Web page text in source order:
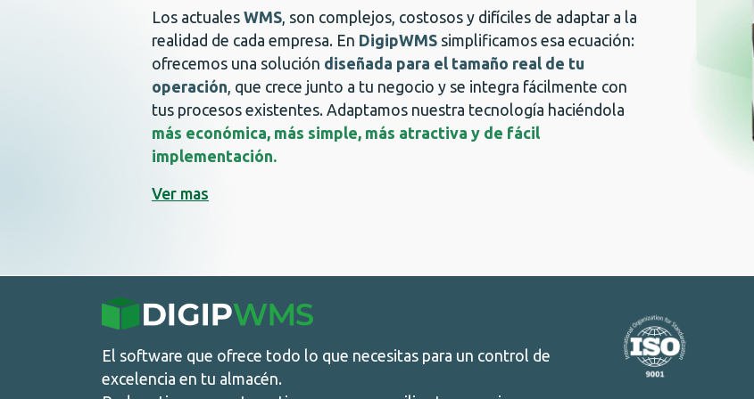
Los actuales WMS , son complejos, costosos y difíciles de adaptar a la
realidad de cada empresa. En DigipWMS simplificamos esa ecuación:
ofrecemos una solución diseñada para el tamaño real de tu
operación , que crece junto a tu negocio y se integra fácilmente con
tus procesos existentes. Adaptamos nuestra tecnología haciéndola
más económica, más simple, más atractiva y de fácil
implementación.
Ver mas
El software que ofrece todo lo que necesitas para un control de
excelencia en tu almacén.